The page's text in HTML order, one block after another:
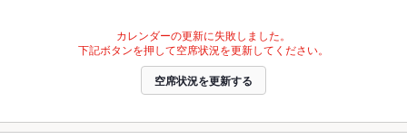
カレンダーの更新に失敗しました。
下記ボタンを押して空席状況を更新してください。
空席状況を更新する